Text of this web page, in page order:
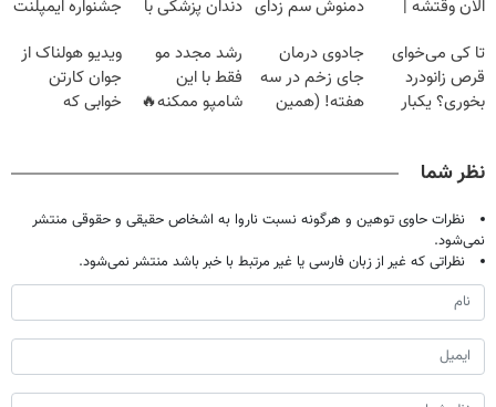
الان وقتشه |
میلیون تومان!!!
دمنوش سم زدای دندان پزشکی با
خانگی
جشنواره ایمپلنت
فقط ۲۵ میلیون
تا کی می‌خوای
قرص زانودرد
بخوری؟ یکبار
جادوی درمان
جای زخم در سه
هفته! (همین
رشد مجدد مو
فقط با این
شامپو ممکنه🔥
ویدیو هولناک از
جوان کارتن
خوابی که
نظر شما
نظرات حاوی توهین و هرگونه نسبت ناروا به اشخاص حقیقی و حقوقی منتشر
نمی‌شود.
نظراتی که غیر از زبان فارسی یا غیر مرتبط با خبر باشد منتشر نمی‌شود.